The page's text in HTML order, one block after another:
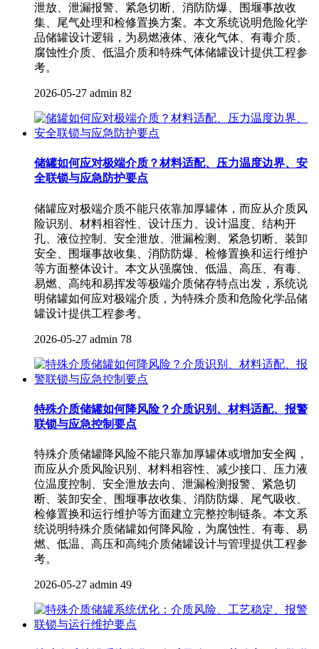
泄放、泄漏报警、紧急切断、消防防爆、围堰事故收
集、尾气处理和检修置换方案。本文系统说明危险化学
品储罐设计逻辑，为易燃液体、液化气体、有毒介质、
腐蚀性介质、低温介质和特殊气体储罐设计提供工程参
考。
2026-05-27 admin 82
储罐如何应对极端介质？材料适配、压力温度边界、安
全联锁与应急防护要点
储罐应对极端介质不能只依靠加厚罐体，而应从介质风
险识别、材料相容性、设计压力、设计温度、结构开
孔、液位控制、安全泄放、泄漏检测、紧急切断、装卸
安全、围堰事故收集、消防防爆、检修置换和运行维护
等方面整体设计。本文从强腐蚀、低温、高压、有毒、
易燃、高纯和易挥发等极端介质储存特点出发，系统说
明储罐如何应对极端介质，为特殊介质和危险化学品储
罐设计提供工程参考。
2026-05-27 admin 78
特殊介质储罐如何降风险？介质识别、材料适配、报警
联锁与应急控制要点
特殊介质储罐降风险不能只靠加厚罐体或增加安全阀，
而应从介质风险识别、材料相容性、减少接口、压力液
位温度控制、安全泄放去向、泄漏检测报警、紧急切
断、装卸安全、围堰事故收集、消防防爆、尾气吸收、
检修置换和运行维护等方面建立完整控制链条。本文系
统说明特殊介质储罐如何降风险，为腐蚀性、有毒、易
燃、低温、高压和高纯介质储罐设计与管理提供工程参
考。
2026-05-27 admin 49